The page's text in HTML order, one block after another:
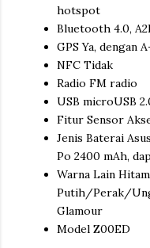
hotspot
Bluetooth 4.0,
GPS Ya, dengan
NFC Tidak
Radio FM radio
USB microUSB
Fitur Sensor
Jenis Baterai
Po 2400 mAh,
Warna Lain
Putih/Perak/
Glamour
Model Z00ED